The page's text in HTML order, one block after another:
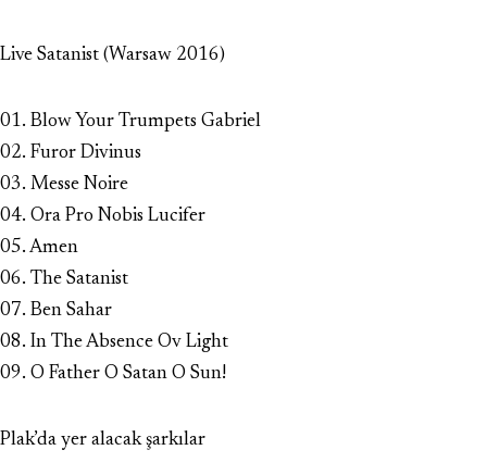
Live Satanist (Warsaw 2016)
01. Blow Your Trumpets Gabriel
02. Furor Divinus
03. Messe Noire
04. Ora Pro Nobis Lucifer
05. Amen
06. The Satanist
07. Ben Sahar
08. In The Absence Ov Light
09. O Father O Satan O Sun!
Plak’da yer alacak şarkılar